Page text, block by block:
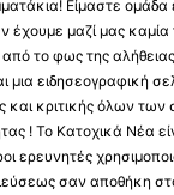
Είμαστε ομάδα
έχουμε μαζί μας
το φως της
μια ειδησεογραφική
και κριτικής όλων των
! Το Κατοχικά Νέα
ερευνητές
σαν αποθήκη